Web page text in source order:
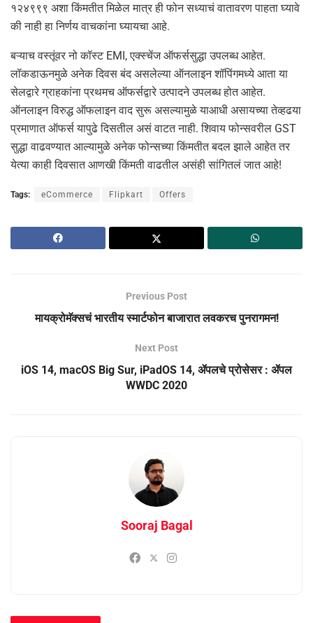
१२४९९९ अशा किंमतीत मिळेल मात्र ही फोन सध्याचं वातावरण पाहता घ्यावे
की नाही हा निर्णय वाचकांना घ्यायचा आहे.
बऱ्याच वस्तूंवर नो कॉस्ट EMI, एक्स्चेंज ऑफर्ससुद्धा उपलब्ध आहेत.
लॉकडाऊनमुळे अनेक दिवस बंद असलेल्या ऑनलाइन शॉपिंगमध्ये आता या
सेलद्वारे ग्राहकांना प्रथमच ऑफर्सद्वारे उत्पादने उपलब्ध होत आहेत.
ऑनलाइन विरुद्ध ऑफलाइन वाद सुरू असल्यामुळे याआधी असायच्या तेव्हढया
प्रमाणात ऑफर्स यापुढे दिसतील असं वाटत नाही. शिवाय फोन्सवरील GST
सुद्धा वाढवण्यात आल्यामुळे अनेक फोन्सच्या किंमतीत बदल झाले आहेत तर
येत्या काही दिवसात आणखी किंमती वाढतील असंही सांगितलं जात आहे!
Tags: eCommerce Flipkart Offers
Previous Post
मायक्रोमॅक्सचं भारतीय स्मार्टफोन बाजारात लवकरच पुनरागमन!
Next Post
iOS 14, macOS Big Sur, iPadOS 14, ॲपलचे प्रोसेसर : ॲपल
WWDC 2020
Sooraj Bagal